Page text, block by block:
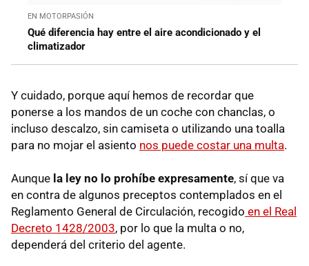
EN MOTORPASIÓN
Qué diferencia hay entre el aire acondicionado y el
climatizador
Y cuidado, porque aquí hemos de recordar que
ponerse a los mandos de un coche con chanclas, o
incluso descalzo, sin camiseta o utilizando una toalla
para no mojar el asiento nos puede costar una multa.
Aunque la ley no lo prohíbe expresamente, sí que va
en contra de algunos preceptos contemplados en el
Reglamento General de Circulación, recogido en el Real
Decreto 1428/2003, por lo que la multa o no,
dependerá del criterio del agente.